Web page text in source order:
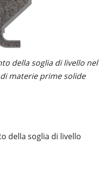
della soglia di livello nel
materie prime solide
della soglia di livello